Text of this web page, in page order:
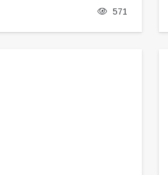
571